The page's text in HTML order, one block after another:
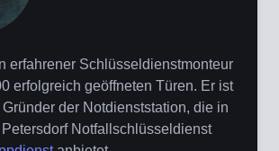
erfahrener Schlüsseldienstmonteur
erfolgreich geöffneten Türen. Er ist
der Notdienststation, die in
Notfallschlüsseldienst